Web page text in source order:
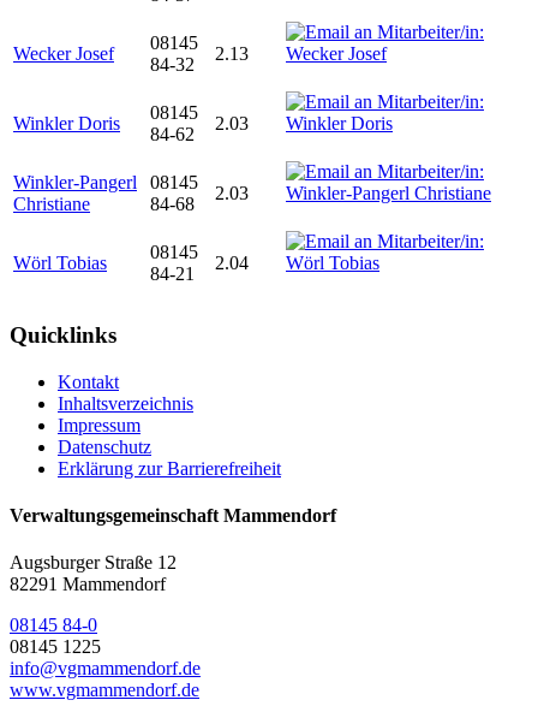
Wecker Josef
08145
84-32
2.13
Winkler Doris
08145
84-62
2.03
Winkler-Pangerl
Christiane
08145
84-68
2.03
Wörl Tobias
08145
84-21
2.04
Quicklinks
Kontakt
Inhaltsverzeichnis
Impressum
Datenschutz
Erklärung zur Barrierefreiheit
Verwaltungsgemeinschaft Mammendorf
Augsburger Straße 12
82291 Mammendorf
08145 84-0
08145 1225
info@vgmammendorf.de
www.vgmammendorf.de